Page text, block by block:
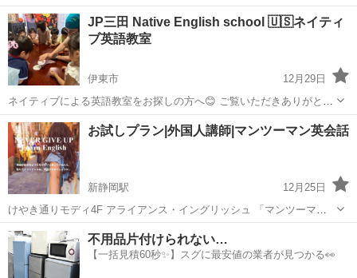
をご提供！！ 小さなお子様から社会人まで 様々なクラスをご用意して
おります レッスン内容が不安な方は、ぜひ無料体験を！ さらに今なら
入会金無料...
静岡 浜松市 助信駅 英会話 クラス
JP三田 Native English school 🇺🇸ネイティ
ブ英語教室
伊東市
12月29日
ネイティブによる英語教室をお探しの方へ😊 ご覧いただきありがとう
ございます。 アットホームな英語教室 『JP三田 Native English
School』です 伊東小学校から徒歩5分のロケーション♪ アメリカ...
静岡 伊東市 英会話
お試しプラン|外国人講師|マンツーマン英会話
新静岡駅
12月25日
けやき通りモディ4F アライアンス・イングリッシュ 「マンツーマン
お試しプラン :3990円！」 他の人の目を気にせず、講師を独占し、自
分のペースでレッスンを進めていける。分からなければ気軽い質問で
きるという大きなメリッ...
静岡 静岡市 新静岡駅 英会話
不用品片付けられない…
【一括見積60秒✨】スグに最安値の業者が見つかる👀